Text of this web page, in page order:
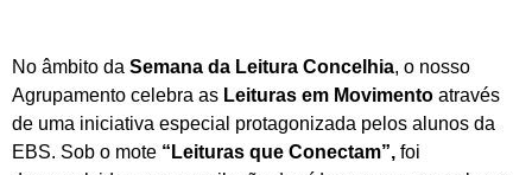
No âmbito da Semana da Leitura Concelhia, o nosso
Agrupamento celebra as Leituras em Movimento através
de uma iniciativa especial protagonizada pelos alunos da
EBS. Sob o mote “Leituras que Conectam”, foi